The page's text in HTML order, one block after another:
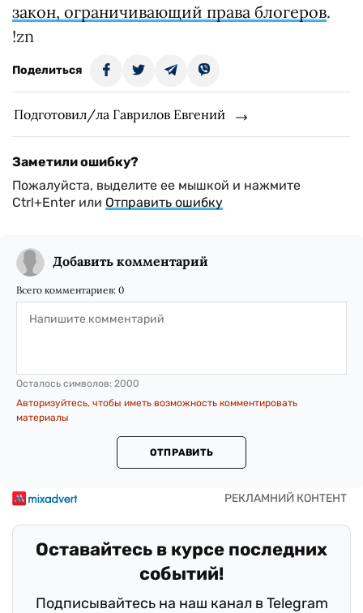
закон, ограничивающий права блогеров.
!zn
Поделиться
Подготовил/ла Гаврилов Евгений
Заметили ошибку?
Пожалуйста, выделите ее мышкой и нажмите
Ctrl+Enter или Отправить ошибку
Добавить комментарий
Всего комментариев: 0
Осталось символов: 2000
Авторизуйтесь, чтобы иметь возможность комментировать
материалы
ОТПРАВИТЬ
Оставайтесь в курсе последних
событий!
Подписывайтесь на наш канал в Telegram